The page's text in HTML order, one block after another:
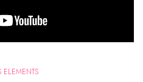
ELEMENTS